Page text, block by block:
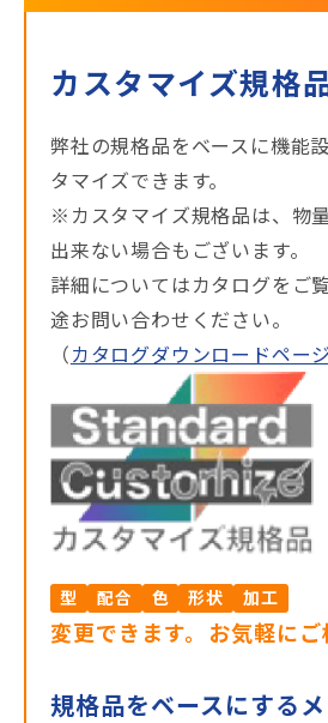
カスタマイズ規格
弊社の規格品をベースに機能
タマイズできます。
※カスタマイズ規格品は、物
出来ない場合もございます。
詳細についてはカタログをご
途お問い合わせください。
（カタログダウンロードページ
型 配合 色 形状 加工
変更できます。お気軽にご
規格品をベースにする